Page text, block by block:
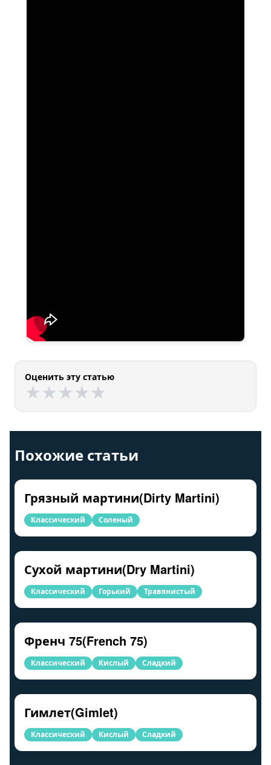
Оценить эту статью
★
★★
★★
★★
★★
★
Похожие статьи
Грязный мартини(Dirty Martini)
Классический Соленый
Сухой мартини(Dry Martini)
Классический Горький Травянистый
Френч 75(French 75)
Классический Кислый Сладкий
Гимлет(Gimlet)
Классический Кислый Сладкий